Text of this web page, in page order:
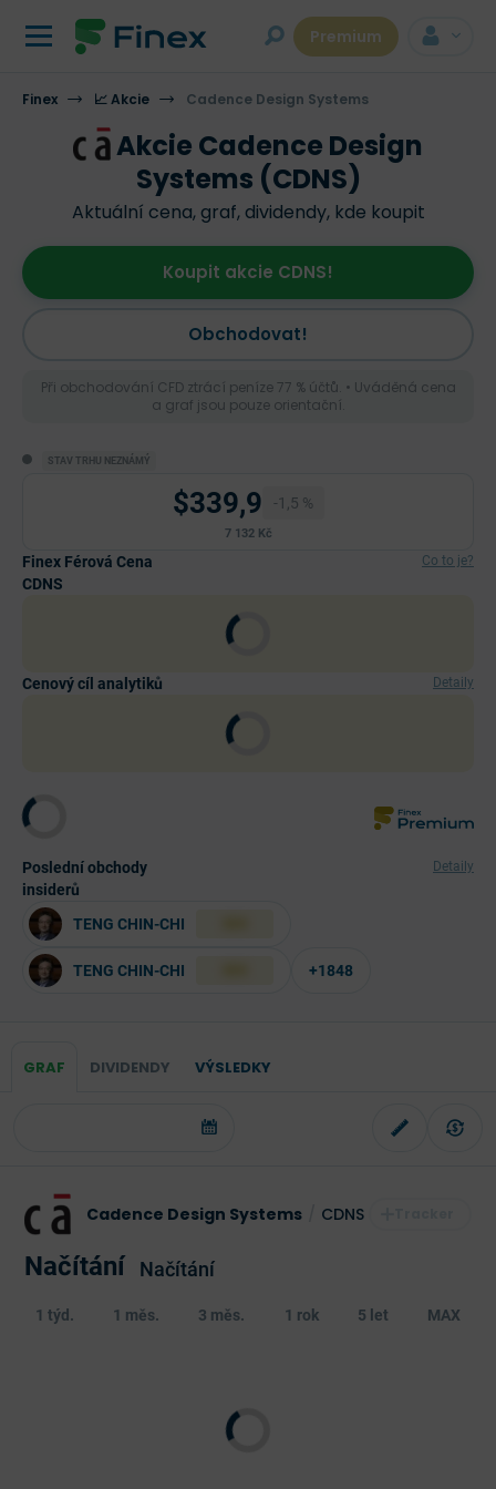
Premium
Finex 📈 Akcie Cadence Design Systems
Akcie Cadence Design
Systems (CDNS)
Aktuální cena, graf, dividendy, kde koupit
Obchodovat!
Koupit akcie CDNS!
Při obchodování CFD ztrácí peníze 77 % účtů. • Uváděná cena
a graf jsou pouze orientační.
STAV TRHU NEZNÁMÝ
$339,9 -1,5 %
7 132 Kč
Finex Férová Cena
CDNS
Co to je?
Cenový cíl analytiků Detaily
Poslední obchody
insiderů
Detaily
TENG CHIN-CHI
TENG CHIN-CHI +1848
GRAF DIVIDENDY VÝSLEDKY
Cadence Design Systems CDNS
Načítání Načítání
1 týd. 1 měs. 3 měs. 1 rok 5 let MAX